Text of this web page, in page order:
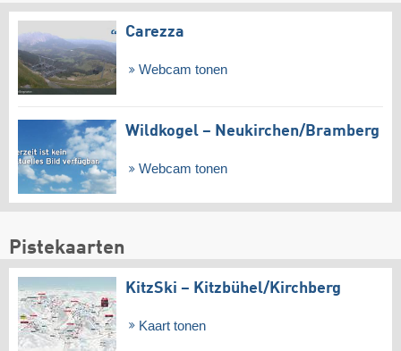
Carezza
Webcam tonen
Wildkogel – Neukirchen/​Bramberg
Webcam tonen
Pistekaarten
KitzSki – Kitzbühel/​Kirchberg
Kaart tonen